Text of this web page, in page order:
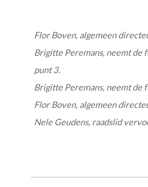
Flor Boven, algemeen
Brigitte Peremans, neemt de
punt 3.
Brigitte Peremans, neemt de
Flor Boven, algemeen
Nele Geudens, raadslid